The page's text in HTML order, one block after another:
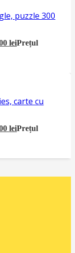
puzzle 300
leiPrețul
carte cu
leiPrețul